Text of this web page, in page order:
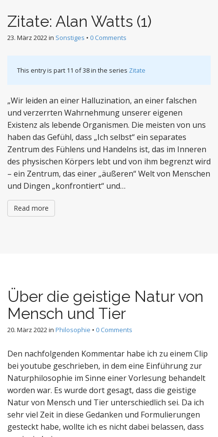
Zitate: Alan Watts (1)
23. März 2022in Sonstiges • 0 Comments
This entry is part 11 of 38 in the series Zitate
„Wir leiden an einer Halluzination, an einer falschen
und verzerrten Wahrnehmung unserer eigenen
Existenz als lebende Organismen. Die meisten von uns
haben das Gefühl, dass „Ich selbst“ ein separates
Zentrum des Fühlens und Handelns ist, das im Inneren
des physischen Körpers lebt und von ihm begrenzt wird
– ein Zentrum, das einer „äußeren“ Welt von Menschen
und Dingen „konfrontiert“ und…
Read more
Über die geistige Natur von
Mensch und Tier
20. März 2022in Philosophie • 0 Comments
Den nachfolgenden Kommentar habe ich zu einem Clip
bei youtube geschrieben, in dem eine Einführung zur
Naturphilosophie im Sinne einer Vorlesung behandelt
worden war. Es wurde dort gesagt, dass die geistige
Natur von Mensch und Tier unterschiedlich sei. Da ich
sehr viel Zeit in diese Gedanken und Formulierungen
gesteckt habe, wollte ich es nicht dabei belassen, dass